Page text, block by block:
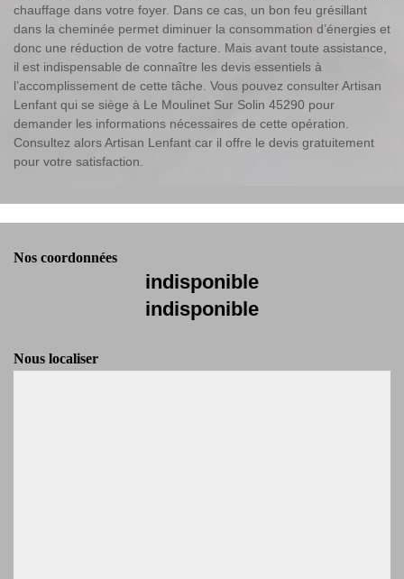
chauffage dans votre foyer. Dans ce cas, un bon feu grésillant
dans la cheminée permet diminuer la consommation d’énergies et
donc une réduction de votre facture. Mais avant toute assistance,
il est indispensable de connaître les devis essentiels à
l’accomplissement de cette tâche. Vous pouvez consulter Artisan
Lenfant qui se siège à Le Moulinet Sur Solin 45290 pour
demander les informations nécessaires de cette opération.
Consultez alors Artisan Lenfant car il offre le devis gratuitement
pour votre satisfaction.
Nos coordonnées
indisponible
indisponible
Nous localiser